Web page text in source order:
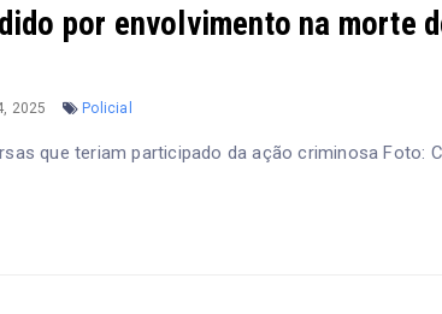
por envolvimento na morte
2025 Policial
que teriam participado da ação criminosa Foto: